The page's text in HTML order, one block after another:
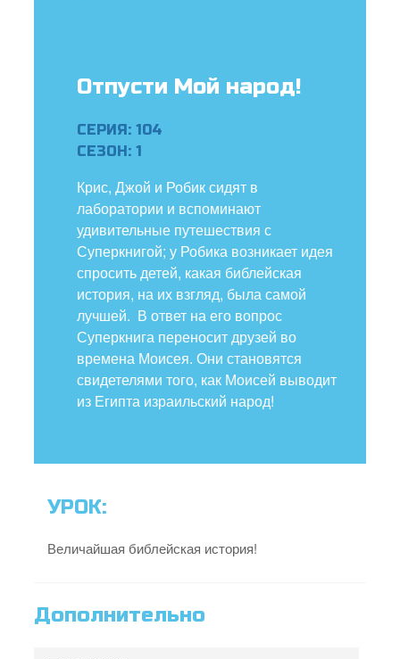
Отпусти Мой народ!
СЕРИЯ: 104
СЕЗОН: 1
Крис, Джой и Робик сидят в
лаборатории и вспоминают
удивительные путешествия с
Суперкнигой; у Робика возникает идея
спросить детей, какая библейская
история, на их взгляд, была самой
лучшей. В ответ на его вопрос
Суперкнига переносит друзей во
времена Моисея. Они становятся
свидетелями того, как Моисей выводит
из Египта израильский народ!
УРОК:
Величайшая библейская история!
Дополнительно